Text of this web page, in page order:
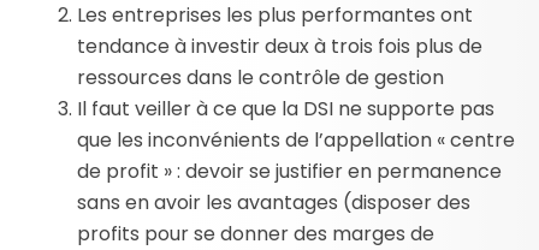
Les entreprises les plus performantes ont
tendance à investir deux à trois fois plus de
ressources dans le contrôle de gestion
Il faut veiller à ce que la DSI ne supporte pas
que les inconvénients de l’appellation « centre
de profit » : devoir se justifier en permanence
sans en avoir les avantages (disposer des
profits pour se donner des marges de